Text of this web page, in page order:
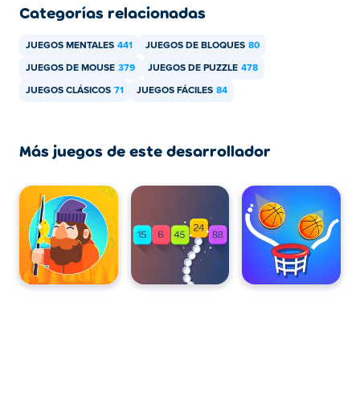
Categorías relacionadas
JUEGOS MENTALES 441 JUEGOS DE BLOQUES 80
JUEGOS DE MOUSE 379 JUEGOS DE PUZZLE 478
JUEGOS CLÁSICOS 71 JUEGOS FÁCILES 84
Más juegos de este desarrollador